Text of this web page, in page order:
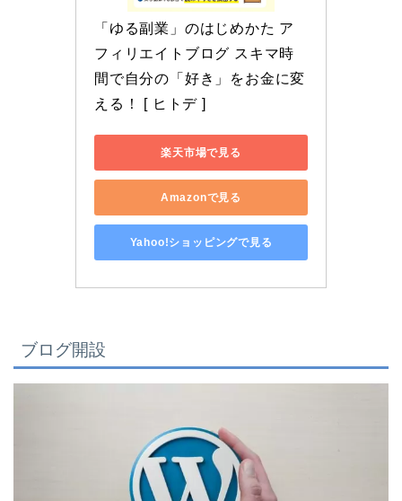
「ゆる副業」のはじめかた ア
フィリエイトブログ スキマ時
間で自分の「好き」をお金に変
える！ [ ヒトデ ]
楽天市場で見る
Amazonで見る
Yahoo!ショッピングで見る
ブログ開設